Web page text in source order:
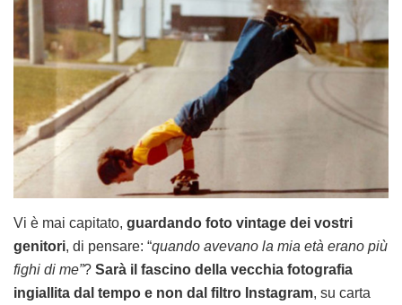
Vi è mai capitato, guardando foto vintage dei vostri
genitori, di pensare: “quando avevano la mia età erano più
fighi di me”? Sarà il fascino della vecchia fotografia
ingiallita dal tempo e non dal filtro Instagram, su carta